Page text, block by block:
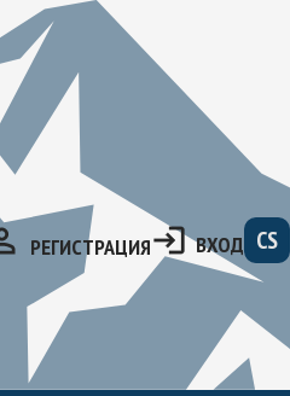
РЕГИСТРАЦИЯ ВХОД CS